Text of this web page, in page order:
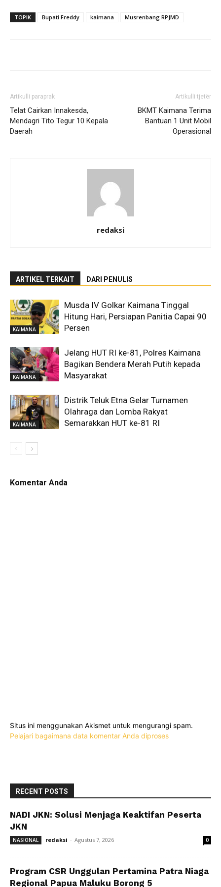
TOPIK Bupati Freddy kaimana Musrenbang RPJMD
Artikulli paraprak
Telat Cairkan Innakesda,
Mendagri Tito Tegur 10 Kepala
Daerah
Artikulli tjetër
BKMT Kaimana Terima
Bantuan 1 Unit Mobil
Operasional
redaksi
ARTIKEL TERKAIT DARI PENULIS
KAIMANA
Musda IV Golkar Kaimana Tinggal
Hitung Hari, Persiapan Panitia Capai 90
Persen
KAIMANA
Jelang HUT RI ke-81, Polres Kaimana
Bagikan Bendera Merah Putih kepada
Masyarakat
KAIMANA
Distrik Teluk Etna Gelar Turnamen
Olahraga dan Lomba Rakyat
Semarakkan HUT ke-81 RI
Komentar Anda
Situs ini menggunakan Akismet untuk mengurangi spam.
Pelajari bagaimana data komentar Anda diproses
RECENT POSTS
NADI JKN: Solusi Menjaga Keaktifan Peserta
JKN
NASIONAL redaksi - Agustus 7, 2026 0
Program CSR Unggulan Pertamina Patra Niaga
Regional Papua Maluku Borong 5